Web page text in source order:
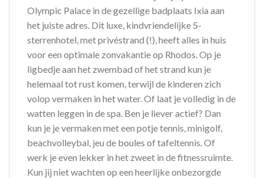
Olympic Palace in de gezellige badplaats Ixia aan
het juiste adres. Dit luxe, kindvriendelijke 5-
sterrenhotel, met privéstrand (!), heeft alles in huis
voor een optimale zonvakantie op Rhodos. Op je
ligbedje aan het zwembad of het strand kun je
helemaal tot rust komen, terwijl de kinderen zich
volop vermaken in het water. Of laat je volledig in de
watten leggen in de spa. Ben je liever actief? Dan
kun je je vermaken met een potje tennis, minigolf,
beachvolleybal, jeu de boules of tafeltennis. Of
werk je even lekker in het zweet in de fitnessruimte.
Kun jij niet wachten op een heerlijke onbezorgde